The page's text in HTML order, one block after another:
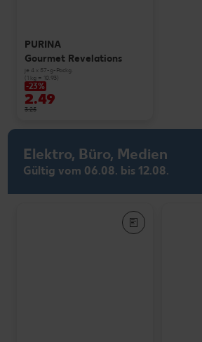
PURINA
Gourmet Revelations
je 4 x 57-g-Packg.
(1 kg = 10.93)
-23%
2.49
3.25
Elektro, Büro, Medien
Gültig vom 06.08. bis 12.08.